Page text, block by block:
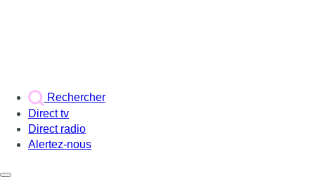
Rechercher
Direct tv
Direct radio
Alertez-nous